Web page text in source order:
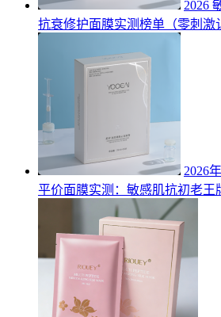
2026
抗衰修护面膜实测榜单（零刺激
2026
平价面膜实测：敏感肌抗初老王